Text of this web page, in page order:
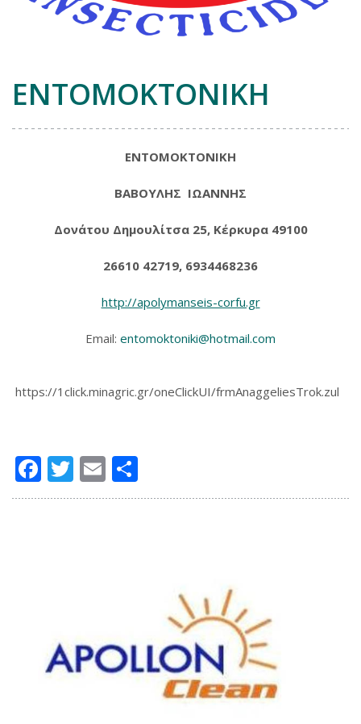
ΕΝΤΟΜΟΚΤΟΝΙΚΗ
ΕΝΤΟΜΟΚΤΟΝΙΚΗ
ΒΑΒΟΥΛΗΣ ΙΩΑΝΝΗΣ
Δονάτου Δημουλίτσα 25, Κέρκυρα 49100
26610 42719, 6934468236
http://apolymanseis-corfu.gr
Email: entomoktoniki@hotmail.com
https://1click.minagric.gr/oneClickUI/frmAnaggeliesTrok.zul
Facebook
Twitter
Email